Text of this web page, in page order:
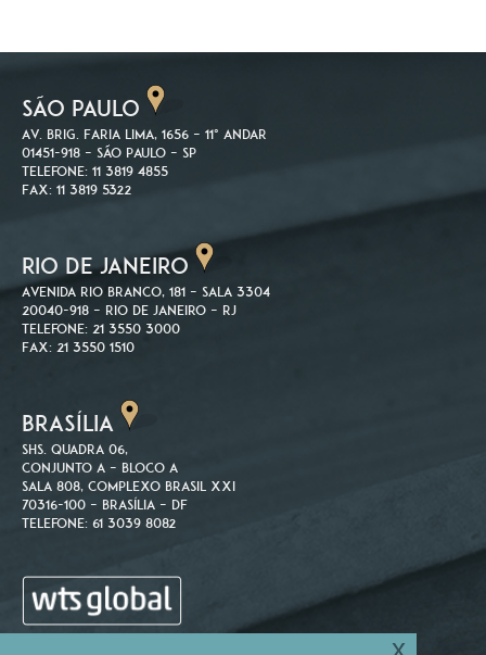
SÃO PAULO
Av. Brig. Faria Lima, 1656 – 11º andar
01451-918 – São Paulo – SP
Telefone: 11 3819 4855
Fax: 11 3819 5322
RIO DE JANEIRO
Avenida Rio Branco, 181 – Sala 3304
20040-918 – Rio de Janeiro – RJ
Telefone: 21 3550 3000
Fax: 21 3550 1510
BRASÍLIA
SHS. Quadra 06,
Conjunto A – Bloco A
Sala 808, Complexo Brasil XXI
70316-100 – Brasília – DF
Telefone: 61 3039 8082
x